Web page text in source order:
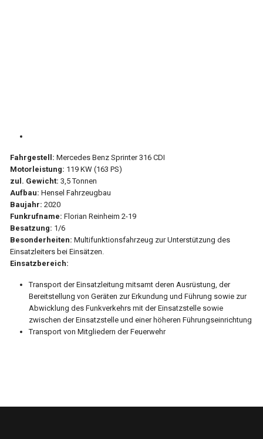
Fahrgestell: Mercedes Benz Sprinter 316 CDI
Motorleistung: 119 KW (163 PS)
zul. Gewicht: 3,5 Tonnen
Aufbau: Hensel Fahrzeugbau
Baujahr: 2020
Funkrufname: Florian Reinheim 2-19
Besatzung: 1/6
Besonderheiten: Multifunktionsfahrzeug zur Unterstützung des
Einsatzleiters bei Einsätzen.
Einsatzbereich:
Transport der Einsatzleitung mitsamt deren Ausrüstung, der
Bereitstellung von Geräten zur Erkundung und Führung sowie zur
Abwicklung des Funkverkehrs mit der Einsatzstelle sowie
zwischen der Einsatzstelle und einer höheren Führungseinrichtung
Transport von Mitgliedern der Feuerwehr